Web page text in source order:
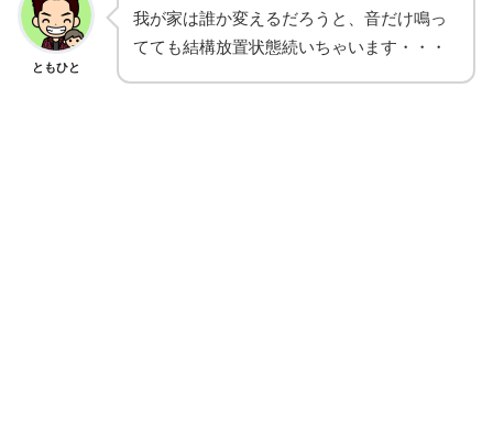
ともひと
我が家は誰か変えるだろうと、音だけ鳴っ
てても結構放置状態続いちゃいます・・・